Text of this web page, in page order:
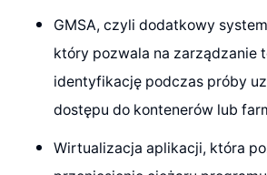
GMSA, czyli dodatkowy
który pozwala na zarządzanie
identyfikację podczas próby
dostępu do kontenerów lub
Wirtualizacja aplikacji, która